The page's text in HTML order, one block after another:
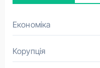
Економіка
Корупція